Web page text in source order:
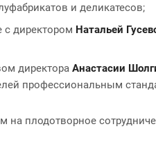
и деликатесов;
с директором Натальей
директора Анастасии
профессиональным
плодотворное